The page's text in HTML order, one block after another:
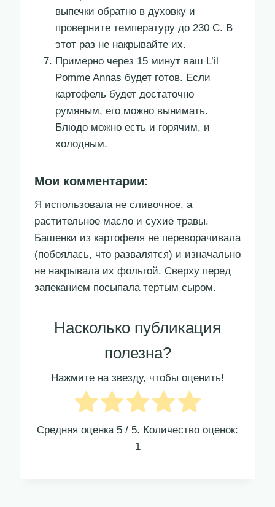
выпечки обратно в духовку и
проверните температуру до 230 С. В
этот раз не накрывайте их.
Примерно через 15 минут ваш L’il
Pomme Annas будет готов. Если
картофель будет достаточно
румяным, его можно вынимать.
Блюдо можно есть и горячим, и
холодным.
Мои комментарии:
Я использовала не сливочное, а
растительное масло и сухие травы.
Башенки из картофеля не переворачивала
(побоялась, что развалятся) и изначально
не накрывала их фольгой. Сверху перед
запеканием посыпала тертым сыром.
Насколько публикация
полезна?
Нажмите на звезду, чтобы оценить!
Средняя оценка 5 / 5. Количество оценок:
1